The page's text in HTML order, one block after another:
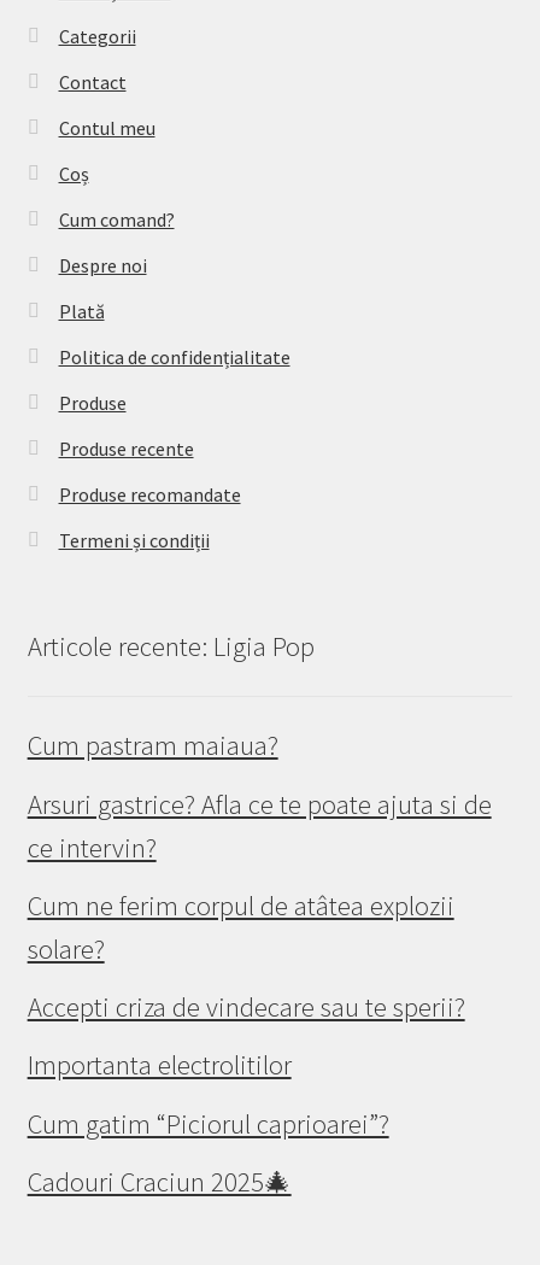
Categorii
Contact
Contul meu
Coș
Cum comand?
Despre noi
Plată
Politica de confidențialitate
Produse
Produse recente
Produse recomandate
Termeni și condiții
Articole recente: Ligia Pop
Cum pastram maiaua?
Arsuri gastrice? Afla ce te poate ajuta si de
ce intervin?
Cum ne ferim corpul de atâtea explozii
solare?
Accepti criza de vindecare sau te sperii?
Importanta electrolitilor
Cum gatim “Piciorul caprioarei”?
Cadouri Craciun 2025🎄